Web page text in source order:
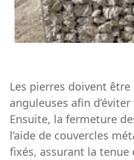
Les pierres doivent
anguleuses afin
Ensuite, la fermeture
l’aide de couvercles
fixés, assurant la tenue